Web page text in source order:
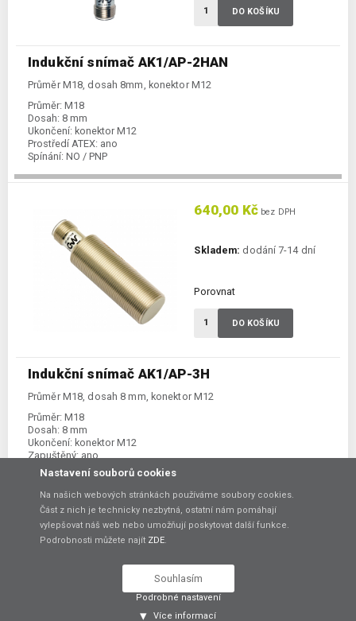
Indukční snímač AK1/AP-2HAN
Průměr M18, dosah 8mm, konektor M12
Průměr: M18
Dosah: 8 mm
Ukončení: konektor M12
Prostředí ATEX: ano
Spínání: NO / PNP
DO KOŠÍKU
Indukční snímač AK1/AP-3H
Průměr M18, dosah 8 mm, konektor M12
Průměr: M18
Dosah: 8 mm
Ukončení: konektor M12
Zapuštěný: ano
Prostředí ATEX: ne
640,00 Kč bez DPH
Skladem: dodání 7-14 dní
Porovnat
DO KOŠÍKU
1 000,00 Kčbez DPH
Skladem:
Porovnat
Nastavení souborů cookies
Na našich webových stránkách používáme soubory cookies.
Část z nich je technicky nezbytná, ostatní nám pomáhají
vylepšovat náš web nebo umožňují poskytovat další funkce.
Podrobnosti můžete najít ZDE.
Souhlasím
Podrobné nastavení
Více informací